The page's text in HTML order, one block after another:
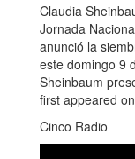
Claudia
Jornada
anunció la
este domingo 9
Sheinbaum
first appeared
Cinco Radio